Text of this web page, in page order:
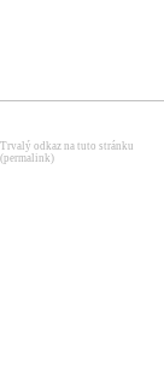
Trvalý odkaz na tuto stránku
(permalink)